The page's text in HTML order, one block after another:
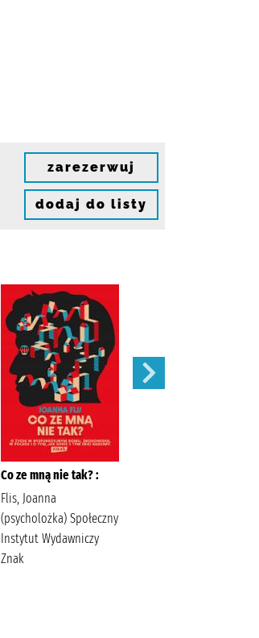
zarezerwuj
dodaj do listy
Co ze mną nie tak? :
Flis, Joanna
(psycholożka) Społeczny
Instytut Wydawniczy
Znak